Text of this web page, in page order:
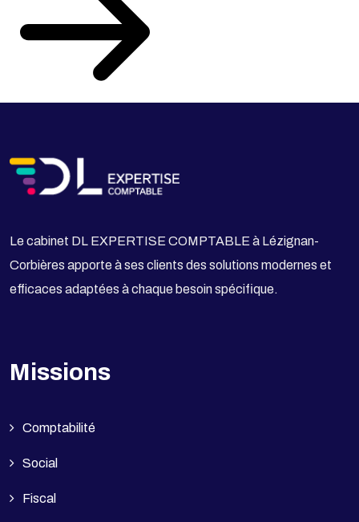
Le cabinet DL EXPERTISE COMPTABLE à Lézignan-
Corbières apporte à ses clients des solutions modernes et
efficaces adaptées à chaque besoin spécifique.
Missions
Comptabilité
Social
Fiscal